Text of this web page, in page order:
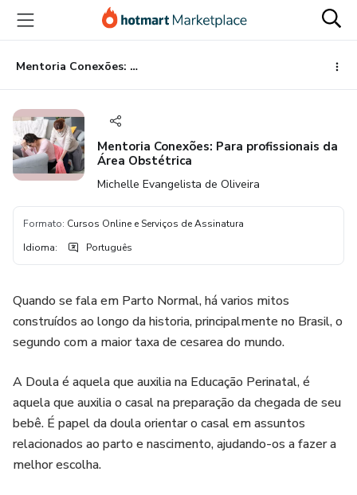
para
conteúdo
principal
para
pagamento
para
rodapé
Mentoria Conexões: Para profissionais da Área Obstétrica
Mentoria Conexões: Para profissionais da
Área Obstétrica
Michelle Evangelista de Oliveira
Formato: Cursos Online e Serviços de Assinatura
Idioma: Português
Quando se fala em Parto Normal, há varios mitos
construídos ao longo da historia, principalmente no Brasil, o
segundo com a maior taxa de cesarea do mundo.
A Doula é aquela que auxilia na Educação Perinatal, é
aquela que auxilia o casal na preparação da chegada de seu
bebê. É papel da doula orientar o casal em assuntos
relacionados ao parto e nascimento, ajudando-os a fazer a
melhor escolha.